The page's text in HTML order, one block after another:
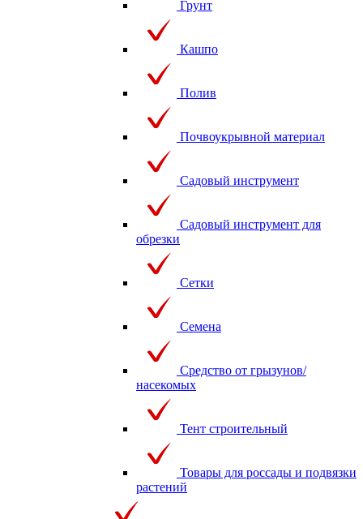
Грунт
Кашпо
Полив
Почвоукрывной материал
Садовый инструмент
Садовый инструмент для
обрезки
Сетки
Семена
Средство от грызунов/
насекомых
Тент строительный
Товары для россады и подвязки
растений